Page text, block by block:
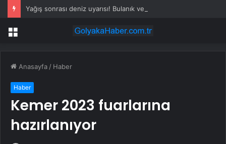
Menü
Anasayfa / Haber
Haber
Kemer 2023 fuarlarına
hazırlanıyor